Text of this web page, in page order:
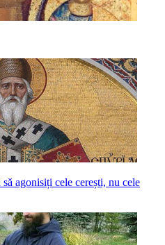
agonisiți cele cerești, nu cele